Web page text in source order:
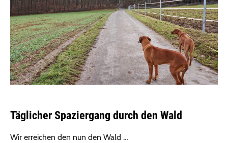
Täglicher Spaziergang durch den Wald
Wir erreichen den nun den Wald …